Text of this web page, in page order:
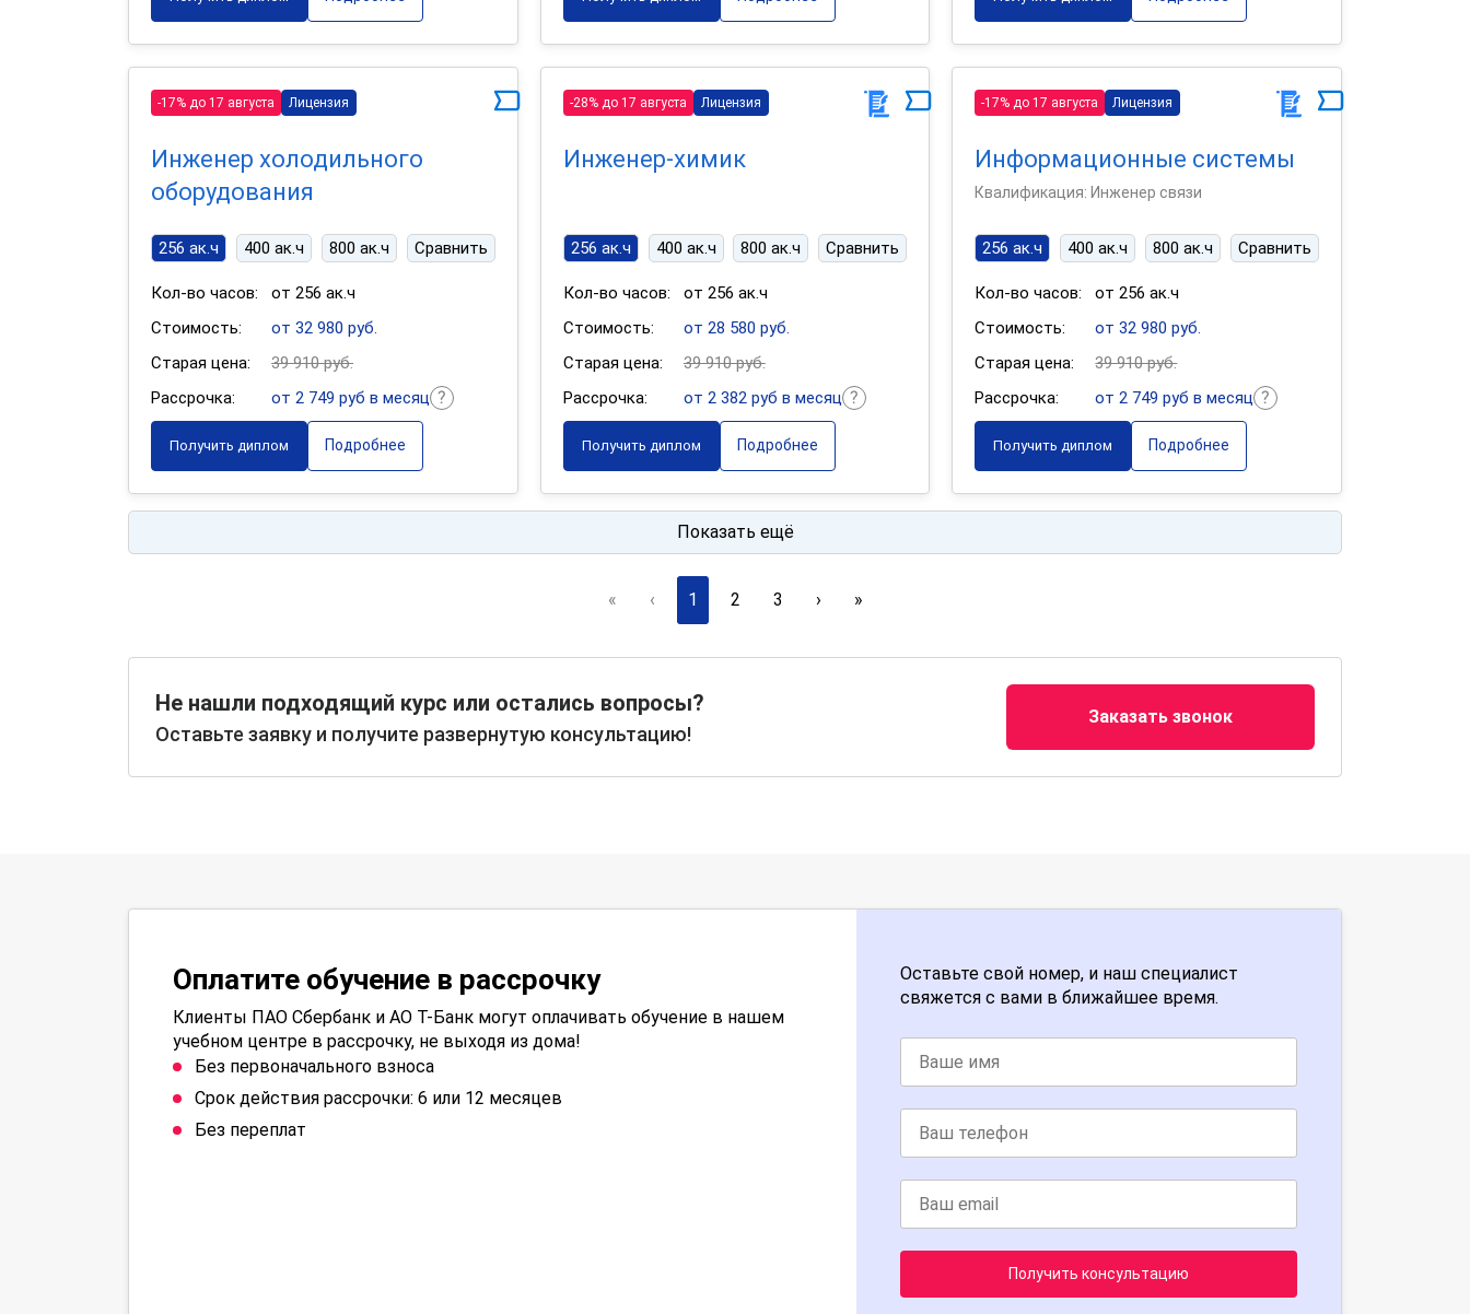
-17% до 17 августа Лицензия
Инженер холодильного
оборудования
256 ак.ч 400 ак.ч 800 ак.ч Сравнить
Кол-во часов:
от 256 ак.ч
Стоимость:
от 32 980 руб.
Старая цена:
39 910 руб.
Рассрочка:
от 2 749 руб в месяц
Получить диплом Подробнее
-28% до 17 августа Лицензия
Инженер-химик
256 ак.ч 400 ак.ч 800 ак.ч Сравнить
Кол-во часов:
от 256 ак.ч
Стоимость:
от 28 580 руб.
Старая цена:
39 910 руб.
Рассрочка:
от 2 382 руб в месяц
Получить диплом Подробнее
-17% до 17 августа Лицензия
Информационные системы
Квалификация: Инженер связи
256 ак.ч 400 ак.ч 800 ак.ч Сравнить
Кол-во часов:
от 256 ак.ч
Стоимость:
от 32 980 руб.
Старая цена:
39 910 руб.
Рассрочка:
от 2 749 руб в месяц
Получить диплом Подробнее
Показать ещё
« ‹ 1 2 3 › »
Не нашли подходящий курс или остались вопросы?
Оставьте заявку и получите развернутую консультацию!
Заказать звонок
Оплатите обучение в рассрочку
Клиенты ПАО Сбербанк и АО Т-Банк могут оплачивать обучение в нашем
учебном центре в рассрочку, не выходя из дома!
Без первоначального взноса
Срок действия рассрочки: 6 или 12 месяцев
Без переплат
Оставьте свой номер, и наш специалист
свяжется с вами в ближайшее время.
Получить консультацию